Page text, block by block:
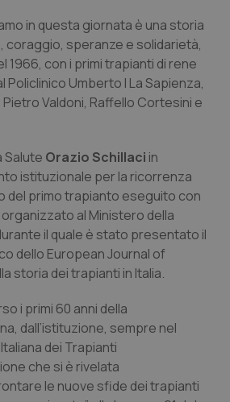
Giulia
di Bolzano
di Trento
Scompenso
in questa giornata è una storia
coraggio, speranze e solidarietà,
1966, con i primi trapianti di rene
Policlinico Umberto I La Sapienza,
Valdoni, Raffello Cortesini e
Salute Orazio Schillaci in
istituzionale per la ricorrenza
del primo trapianto eseguito con
al Ministero della
il quale è stato presentato il
dello European Journal of
storia dei trapianti in Italia.
i primi 60 anni della
dall’istituzione, sempre nel
dei Trapianti
che si è rivelata
le nuove sfide dei trapianti